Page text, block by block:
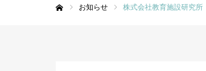
お知らせ 株式会社教育施設研究所